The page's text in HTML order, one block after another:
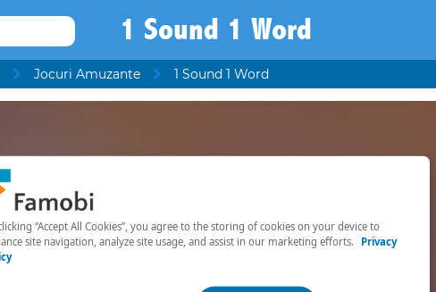
1 Sound 1 Word
Jocuri Amuzante 1 Sound 1 Word